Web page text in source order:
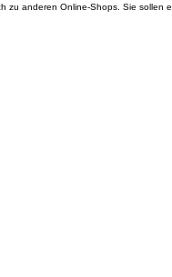
zu anderen Online-Shops. Sie